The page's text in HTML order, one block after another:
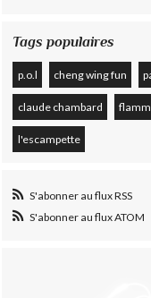
Tags populaires
p.o.l cheng wing fun
claude chambard
l'escampette
S'abonner au flux RSS
S'abonner au flux ATOM